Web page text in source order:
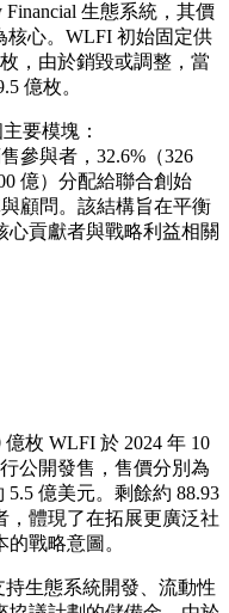
生態系統，其價
核心。WLFI 初始固定供
枚，由於銷毀或調整，當
億枚。
要模塊：
參與者，32.6%（326
億）分配給聯合創始
顧問。該結構旨在平衡
心貢獻者與戰略利益相關
枚 WLFI 於 2024 年 10
公開發售，售價分別為
5.5 億美元。剩餘約 88.93
，體現了在拓展更廣泛社
戰略意圖。
生態系統開發、流動性